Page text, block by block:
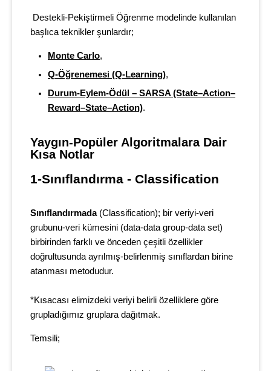
Destekli-Pekiştirmeli Öğrenme modelinde kullanılan
başlıca teknikler şunlardır;
Monte Carlo,
Q-Öğrenemesi (Q-Learning),
Durum-Eylem-Ödül – SARSA (State–Action–
Reward–State–Action).
Yaygın-Popüler Algoritmalara Dair
Kısa Notlar
1-Sınıflandırma - Classification
Sınıflandırmada (Classification); bir veriyi-veri
grubunu-veri kümesini (data-data group-data set)
birbirinden farklı ve önceden çeşitli özellikler
doğrultusunda ayrılmış-belirlenmiş sınıflardan birine
atanması metodudur.
*Kısacası elimizdeki veriyi belirli özelliklere göre
grupladığımız gruplara dağıtmak.
Temsili;